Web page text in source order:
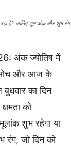
है? जानिए शुभ अंक और शुभ रंग
अंक ज्योतिष में
सोच और आज के
का दिन
को
शुभ रहेगा या
रंग, जो दिन को